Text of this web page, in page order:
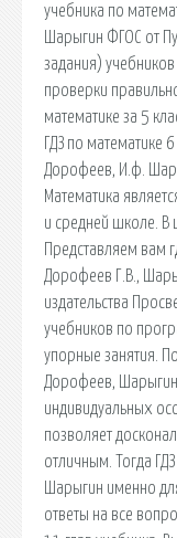
учебника по
Шарыгин ФГОС от
задания)
проверки
математике за 5
ГДЗ по математике
Дорофеев, И.ф.
Математика
и средней школе. В
Представляем вам
Дорофеев Г.В.,
издательства
учебников по
упорные занятия.
Дорофеев,
индивидуальных
позволяет
отличным. Тогда
Шарыгин именно
ответы на все